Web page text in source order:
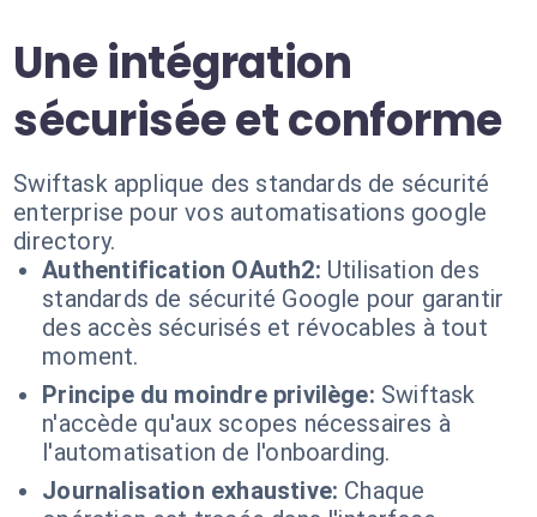
Une intégration
sécurisée et conforme
Swiftask applique des standards de sécurité
enterprise pour vos automatisations google
directory.
Authentification OAuth2: Utilisation des
standards de sécurité Google pour garantir
des accès sécurisés et révocables à tout
moment.
Principe du moindre privilège: Swiftask
n'accède qu'aux scopes nécessaires à
l'automatisation de l'onboarding.
Journalisation exhaustive: Chaque